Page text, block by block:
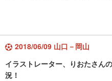
2018/06/09 山口－岡山
イラストレーター、りおたさん
況！